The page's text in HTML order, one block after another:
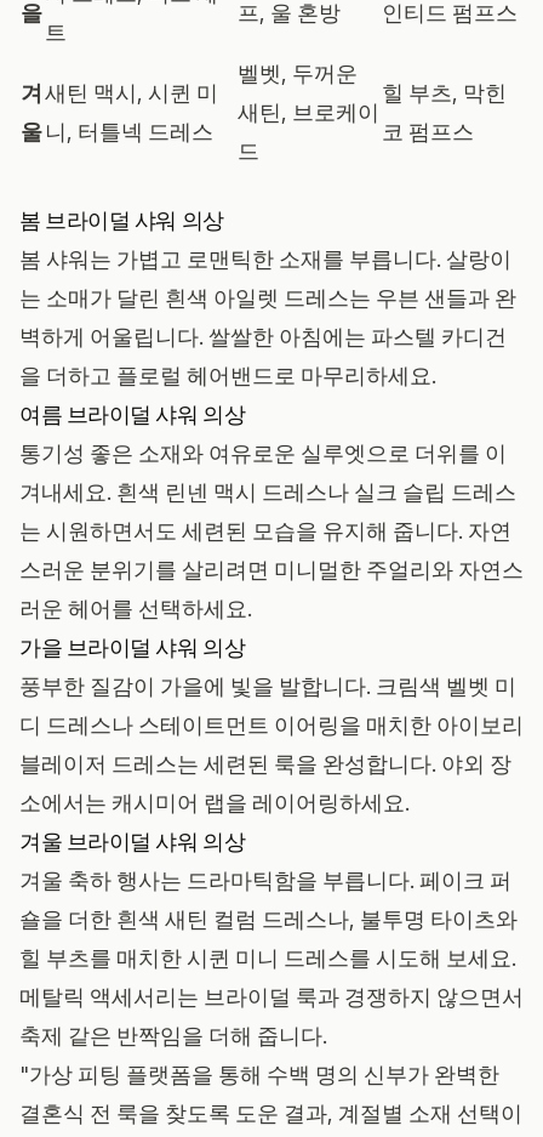
을
트
프, 울 혼방
인티드 펌프스
겨
울
새틴 맥시, 시퀸 미
니, 터틀넥 드레스
벨벳, 두꺼운
새틴, 브로케이
드
힐 부츠, 막힌
코 펌프스
봄 브라이덜 샤워 의상
봄 샤워는 가볍고 로맨틱한 소재를 부릅니다. 살랑이
는 소매가 달린 흰색 아일렛 드레스는 우븐 샌들과 완
벽하게 어울립니다. 쌀쌀한 아침에는 파스텔 카디건
을 더하고 플로럴 헤어밴드로 마무리하세요.
여름 브라이덜 샤워 의상
통기성 좋은 소재와 여유로운 실루엣으로 더위를 이
겨내세요. 흰색 린넨 맥시 드레스나 실크 슬립 드레스
는 시원하면서도 세련된 모습을 유지해 줍니다. 자연
스러운 분위기를 살리려면 미니멀한 주얼리와 자연스
러운 헤어를 선택하세요.
가을 브라이덜 샤워 의상
풍부한 질감이 가을에 빛을 발합니다. 크림색 벨벳 미
디 드레스나 스테이트먼트 이어링을 매치한 아이보리
블레이저 드레스는 세련된 룩을 완성합니다. 야외 장
소에서는 캐시미어 랩을 레이어링하세요.
겨울 브라이덜 샤워 의상
겨울 축하 행사는 드라마틱함을 부릅니다. 페이크 퍼
숄을 더한 흰색 새틴 컬럼 드레스나, 불투명 타이츠와
힐 부츠를 매치한 시퀸 미니 드레스를 시도해 보세요.
메탈릭 액세서리는 브라이덜 룩과 경쟁하지 않으면서
축제 같은 반짝임을 더해 줍니다.
"가상 피팅 플랫폼을 통해 수백 명의 신부가 완벽한
결혼식 전 룩을 찾도록 도운 결과, 계절별 소재 선택이